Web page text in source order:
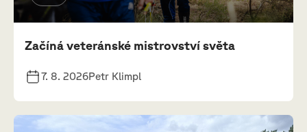
Začíná veteránské mistrovství světa
7. 8. 2026Petr Klimpl